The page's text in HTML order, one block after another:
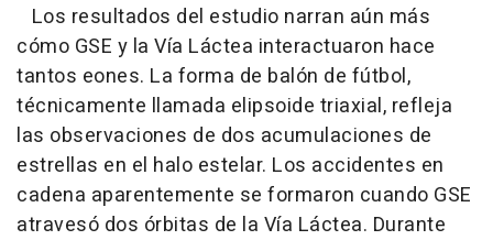
Los resultados del estudio narran aún más
cómo GSE y la Vía Láctea interactuaron hace
tantos eones. La forma de balón de fútbol,
técnicamente llamada elipsoide triaxial, refleja
las observaciones de dos acumulaciones de
estrellas en el halo estelar. Los accidentes en
cadena aparentemente se formaron cuando GSE
atravesó dos órbitas de la Vía Láctea. Durante